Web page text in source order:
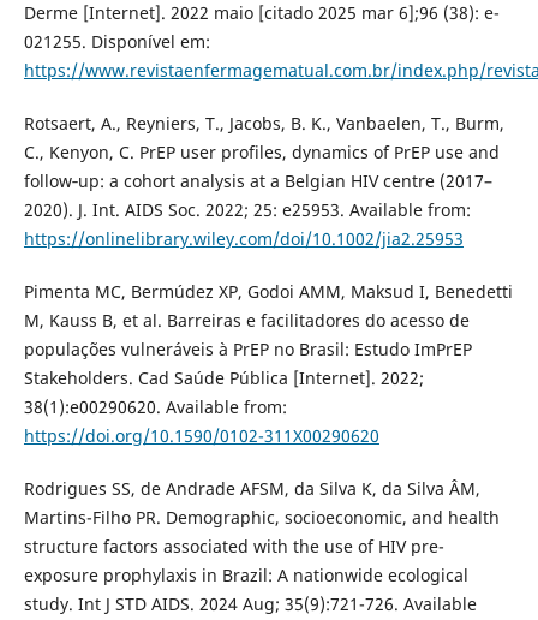
Derme [Internet]. 2022 maio [citado 2025 mar 6];96 (38): e-
021255. Disponível em:
https://www.revistaenfermagematual.com.br/index.php/
Rotsaert, A., Reyniers, T., Jacobs, B. K., Vanbaelen, T., Burm,
C., Kenyon, C. PrEP user profiles, dynamics of PrEP use and
follow‐up: a cohort analysis at a Belgian HIV centre (2017–
2020). J. Int. AIDS Soc. 2022; 25: e25953. Available from:
https://onlinelibrary.wiley.com/doi/10.1002/jia2.25953
Pimenta MC, Bermúdez XP, Godoi AMM, Maksud I, Benedetti
M, Kauss B, et al. Barreiras e facilitadores do acesso de
populações vulneráveis à PrEP no Brasil: Estudo ImPrEP
Stakeholders. Cad Saúde Pública [Internet]. 2022;
38(1):e00290620. Available from:
https://doi.org/10.1590/0102-311X00290620
Rodrigues SS, de Andrade AFSM, da Silva K, da Silva ÂM,
Martins-Filho PR. Demographic, socioeconomic, and health
structure factors associated with the use of HIV pre-
exposure prophylaxis in Brazil: A nationwide ecological
study. Int J STD AIDS. 2024 Aug; 35(9):721-726. Available